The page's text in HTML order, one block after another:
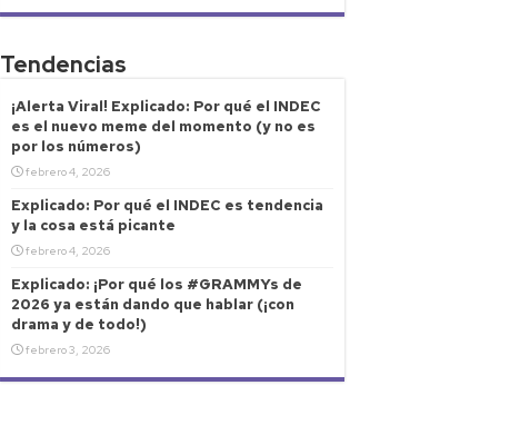
Tendencias
¡Alerta Viral! Explicado: Por qué el INDEC
es el nuevo meme del momento (y no es
por los números)
febrero 4, 2026
Explicado: Por qué el INDEC es tendencia
y la cosa está picante
febrero 4, 2026
Explicado: ¡Por qué los #GRAMMYs de
2026 ya están dando que hablar (¡con
drama y de todo!)
febrero 3, 2026